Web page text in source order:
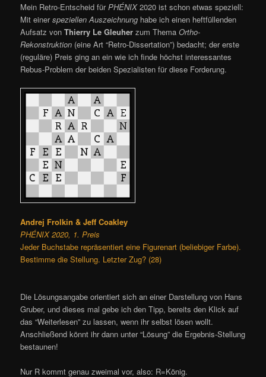
Mein Retro-Entscheid fürPHÉNIX2020 ist schon etwas speziell:
Mit einerspeziellen Auszeichnung habe ich einen heftfüllenden
Aufsatz vonThierry Le Gleuher zum ThemaOrtho-
Rekonstruktion (eine Art “Retro-Dissertation”) bedacht; der erste
(reguläre) Preis ging an ein wie ich finde höchst interessantes
Rebus-Problem der beiden Spezialisten für diese Forderung.
Andrej Frolkin & Jeff Coakley
PHÉNIX 2020, 1. Preis
Jeder Buchstabe repräsentiert eine Figurenart (beliebiger Farbe).
Bestimme die Stellung. Letzter Zug? (28)
Die Lösungsangabe orientiert sich an einer Darstellung von Hans
Gruber, und dieses mal gebe ich den Tipp, bereits den Klick auf
das “Weiterlesen” zu lassen, wenn ihr selbst lösen wollt.
Anschließend könnt ihr dann unter “Lösung” die Ergebnis-Stellung
bestaunen!
Nur R kommt genau zweimal vor, also: R=König.